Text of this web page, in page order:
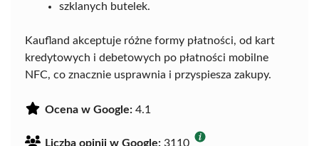
szklanych butelek.
Kaufland akceptuje różne formy płatności, od kart
kredytowych i debetowych po płatności mobilne
NFC, co znacznie usprawnia i przyspiesza zakupy.
Ocena w Google: 4.1
Liczba opinii w Google: 3110